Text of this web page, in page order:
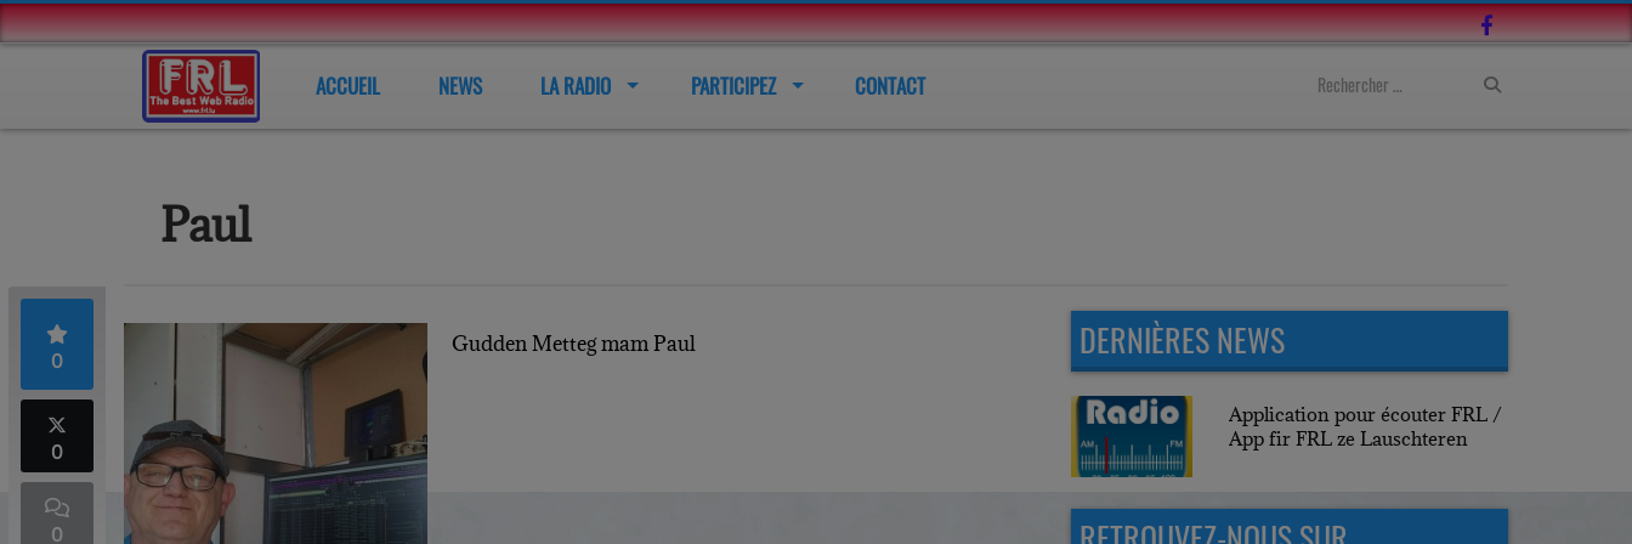
ACCUEIL NEWS LA RADIO PARTICIPEZ CONTACT
Paul
0
0
0
Gudden Metteg mam Paul DERNIÈRES NEWS
Application pour écouter FRL /
App fir FRL ze Lauschteren